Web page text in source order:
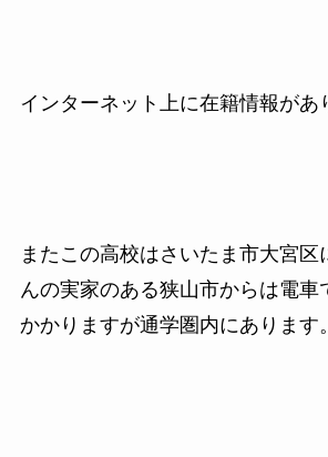
インターネット上に在籍情報があ
またこの高校はさいたま市大宮区
んの実家のある狭山市からは電車
かかりますが通学圏内にあります。